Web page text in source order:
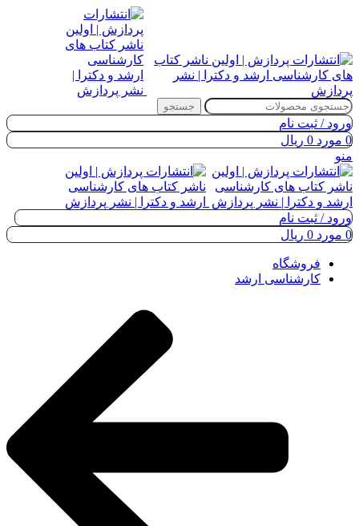
جستجو
ورود / ثبت نام
0 مورد 0 ریال
منو
ورود / ثبت نام
0 مورد 0 ریال
فروشگاه
کارشناسی ارشد